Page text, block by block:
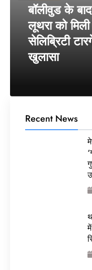
बॉलीवुड के
लूथरा को
सेलिब्रिटी
खुलासा
Recent News